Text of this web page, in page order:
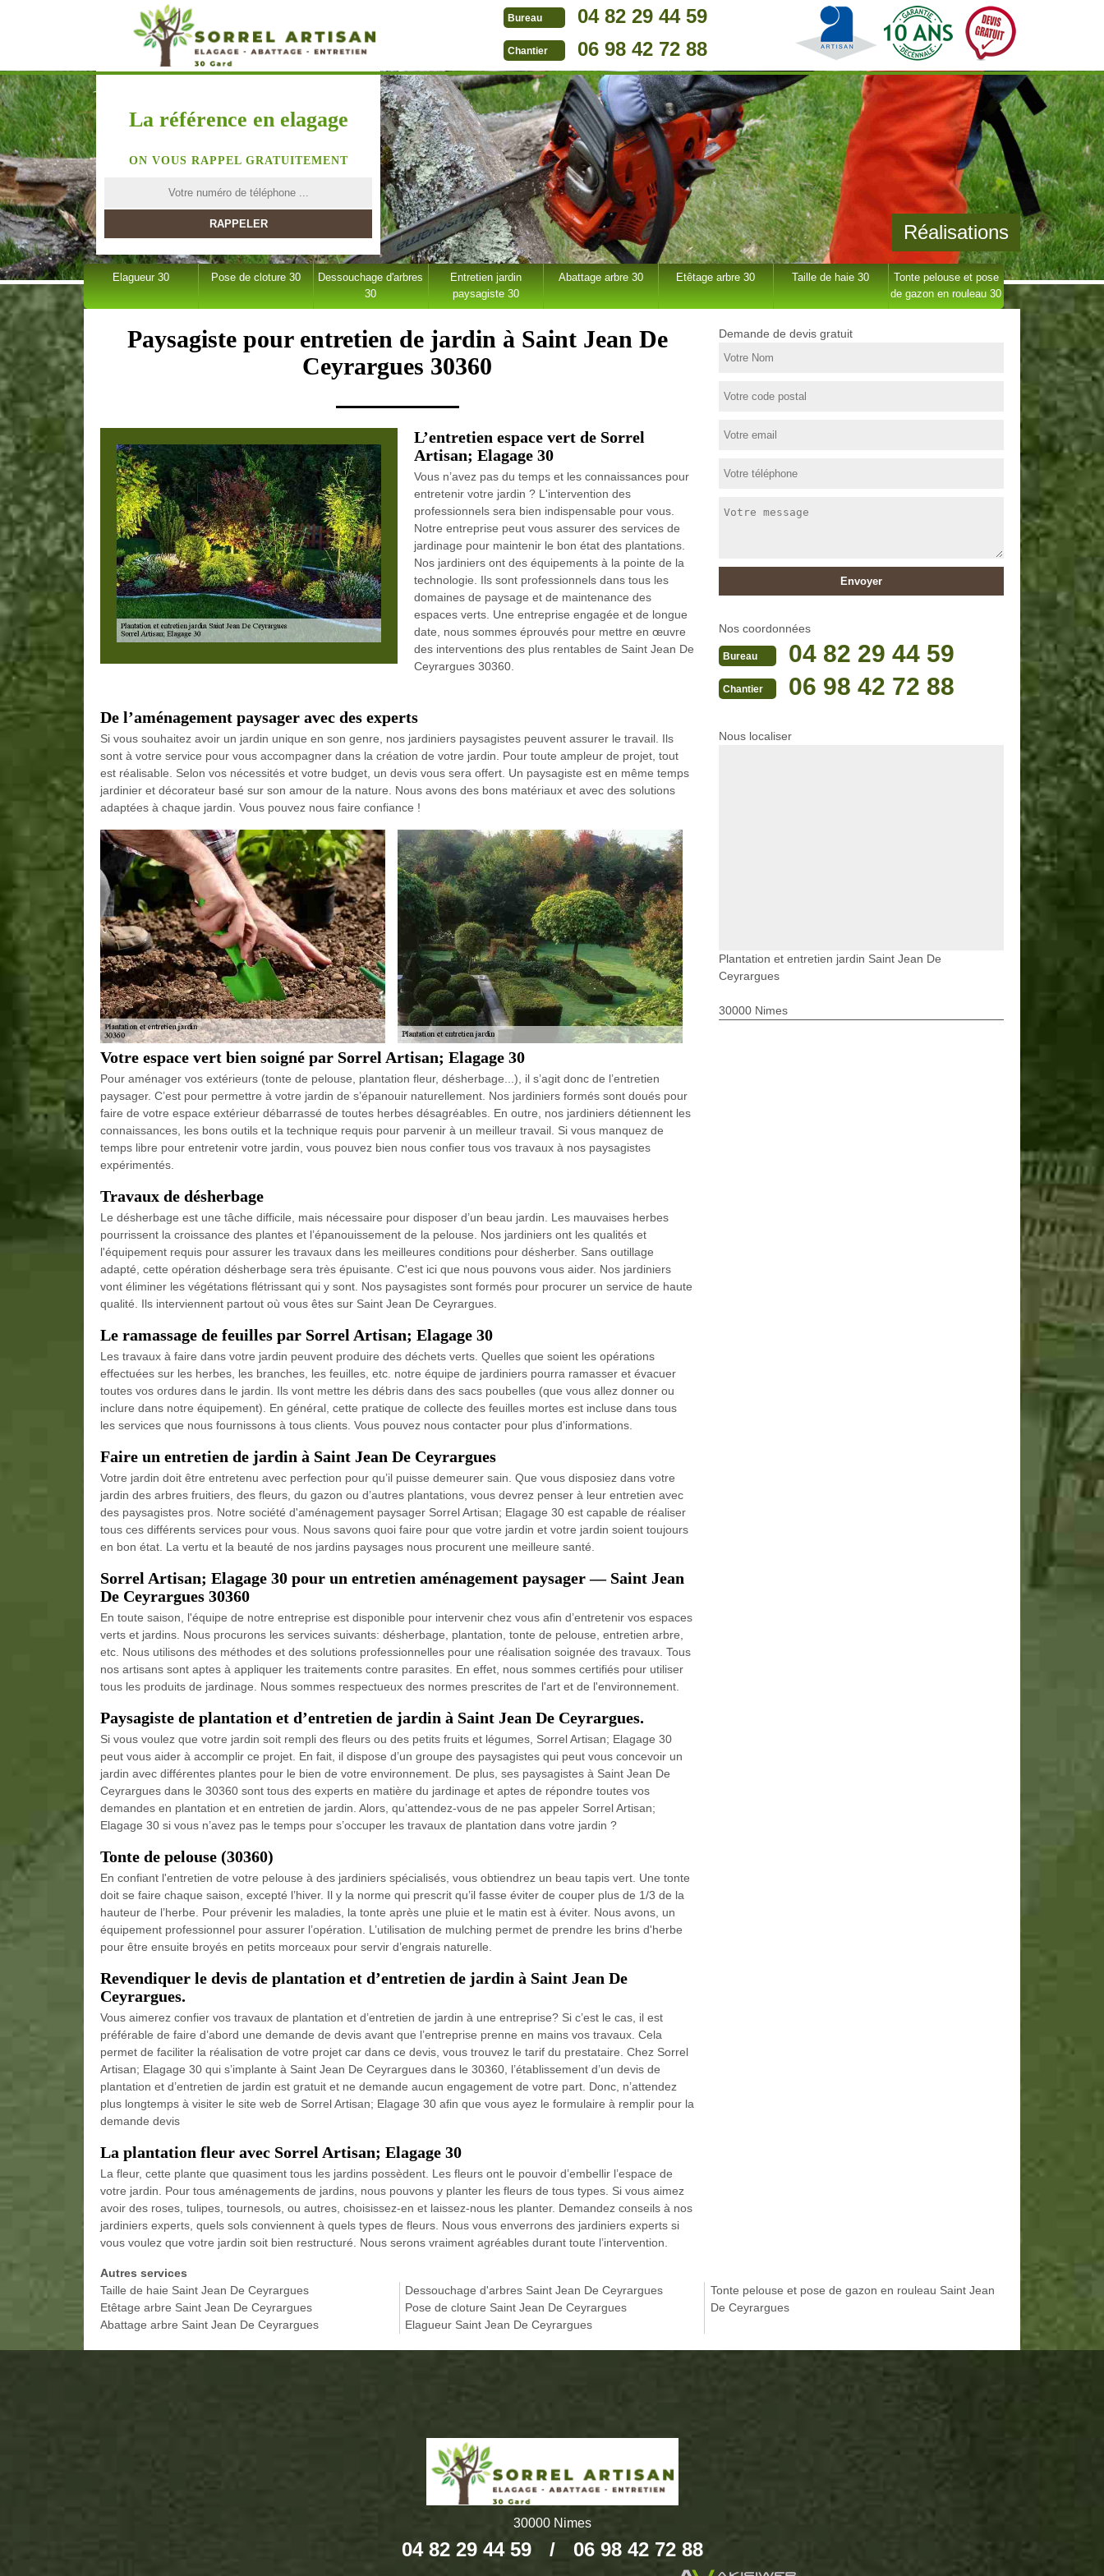
Bureau 04 82 29 44 59
Chantier 06 98 42 72 88
La référence en elagage
ON VOUS RAPPEL GRATUITEMENT
Réalisations
Elagueur 30 Pose de cloture 30
Dessouchage d'arbres
30
Entretien jardin
paysagiste 30
Abattage arbre 30 Etêtage arbre 30 Taille de haie 30
Tonte pelouse et pose
de gazon en rouleau 30
Paysagiste pour entretien de jardin à Saint Jean De
Ceyrargues 30360
L’entretien espace vert de Sorrel
Artisan; Elagage 30
Vous n’avez pas du temps et les connaissances pour
entretenir votre jardin ? L'intervention des
professionnels sera bien indispensable pour vous.
Notre entreprise peut vous assurer des services de
jardinage pour maintenir le bon état des plantations.
Nos jardiniers ont des équipements à la pointe de la
technologie. Ils sont professionnels dans tous les
domaines de paysage et de maintenance des
espaces verts. Une entreprise engagée et de longue
date, nous sommes éprouvés pour mettre en œuvre
des interventions des plus rentables de Saint Jean De
Ceyrargues 30360.
De l’aménagement paysager avec des experts
Si vous souhaitez avoir un jardin unique en son genre, nos jardiniers paysagistes peuvent assurer le travail. Ils
sont à votre service pour vous accompagner dans la création de votre jardin. Pour toute ampleur de projet, tout
est réalisable. Selon vos nécessités et votre budget, un devis vous sera offert. Un paysagiste est en même temps
jardinier et décorateur basé sur son amour de la nature. Nous avons des bons matériaux et avec des solutions
adaptées à chaque jardin. Vous pouvez nous faire confiance !
Votre espace vert bien soigné par Sorrel Artisan; Elagage 30
Pour aménager vos extérieurs (tonte de pelouse, plantation fleur, désherbage...), il s’agit donc de l’entretien
paysager. C’est pour permettre à votre jardin de s’épanouir naturellement. Nos jardiniers formés sont doués pour
faire de votre espace extérieur débarrassé de toutes herbes désagréables. En outre, nos jardiniers détiennent les
connaissances, les bons outils et la technique requis pour parvenir à un meilleur travail. Si vous manquez de
temps libre pour entretenir votre jardin, vous pouvez bien nous confier tous vos travaux à nos paysagistes
expérimentés.
Travaux de désherbage
Le désherbage est une tâche difficile, mais nécessaire pour disposer d’un beau jardin. Les mauvaises herbes
pourrissent la croissance des plantes et l’épanouissement de la pelouse. Nos jardiniers ont les qualités et
l'équipement requis pour assurer les travaux dans les meilleures conditions pour désherber. Sans outillage
adapté, cette opération désherbage sera très épuisante. C'est ici que nous pouvons vous aider. Nos jardiniers
vont éliminer les végétations flétrissant qui y sont. Nos paysagistes sont formés pour procurer un service de haute
qualité. Ils interviennent partout où vous êtes sur Saint Jean De Ceyrargues.
Le ramassage de feuilles par Sorrel Artisan; Elagage 30
Les travaux à faire dans votre jardin peuvent produire des déchets verts. Quelles que soient les opérations
effectuées sur les herbes, les branches, les feuilles, etc. notre équipe de jardiniers pourra ramasser et évacuer
toutes vos ordures dans le jardin. Ils vont mettre les débris dans des sacs poubelles (que vous allez donner ou
inclure dans notre équipement). En général, cette pratique de collecte des feuilles mortes est incluse dans tous
les services que nous fournissons à tous clients. Vous pouvez nous contacter pour plus d'informations.
Faire un entretien de jardin à Saint Jean De Ceyrargues
Votre jardin doit être entretenu avec perfection pour qu’il puisse demeurer sain. Que vous disposiez dans votre
jardin des arbres fruitiers, des fleurs, du gazon ou d’autres plantations, vous devrez penser à leur entretien avec
des paysagistes pros. Notre société d'aménagement paysager Sorrel Artisan; Elagage 30 est capable de réaliser
tous ces différents services pour vous. Nous savons quoi faire pour que votre jardin et votre jardin soient toujours
en bon état. La vertu et la beauté de nos jardins paysages nous procurent une meilleure santé.
Sorrel Artisan; Elagage 30 pour un entretien aménagement paysager — Saint Jean
De Ceyrargues 30360
En toute saison, l'équipe de notre entreprise est disponible pour intervenir chez vous afin d’entretenir vos espaces
verts et jardins. Nous procurons les services suivants: désherbage, plantation, tonte de pelouse, entretien arbre,
etc. Nous utilisons des méthodes et des solutions professionnelles pour une réalisation soignée des travaux. Tous
nos artisans sont aptes à appliquer les traitements contre parasites. En effet, nous sommes certifiés pour utiliser
tous les produits de jardinage. Nous sommes respectueux des normes prescrites de l'art et de l'environnement.
Paysagiste de plantation et d’entretien de jardin à Saint Jean De Ceyrargues.
Si vous voulez que votre jardin soit rempli des fleurs ou des petits fruits et légumes, Sorrel Artisan; Elagage 30
peut vous aider à accomplir ce projet. En fait, il dispose d’un groupe des paysagistes qui peut vous concevoir un
jardin avec différentes plantes pour le bien de votre environnement. De plus, ses paysagistes à Saint Jean De
Ceyrargues dans le 30360 sont tous des experts en matière du jardinage et aptes de répondre toutes vos
demandes en plantation et en entretien de jardin. Alors, qu’attendez-vous de ne pas appeler Sorrel Artisan;
Elagage 30 si vous n’avez pas le temps pour s’occuper les travaux de plantation dans votre jardin ?
Tonte de pelouse (30360)
En confiant l'entretien de votre pelouse à des jardiniers spécialisés, vous obtiendrez un beau tapis vert. Une tonte
doit se faire chaque saison, excepté l’hiver. Il y la norme qui prescrit qu’il fasse éviter de couper plus de 1/3 de la
hauteur de l’herbe. Pour prévenir les maladies, la tonte après une pluie et le matin est à éviter. Nous avons, un
équipement professionnel pour assurer l’opération. L’utilisation de mulching permet de prendre les brins d'herbe
pour être ensuite broyés en petits morceaux pour servir d’engrais naturelle.
Revendiquer le devis de plantation et d’entretien de jardin à Saint Jean De
Ceyrargues.
Vous aimerez confier vos travaux de plantation et d’entretien de jardin à une entreprise? Si c’est le cas, il est
préférable de faire d’abord une demande de devis avant que l’entreprise prenne en mains vos travaux. Cela
permet de faciliter la réalisation de votre projet car dans ce devis, vous trouvez le tarif du prestataire. Chez Sorrel
Artisan; Elagage 30 qui s’implante à Saint Jean De Ceyrargues dans le 30360, l’établissement d’un devis de
plantation et d’entretien de jardin est gratuit et ne demande aucun engagement de votre part. Donc, n’attendez
plus longtemps à visiter le site web de Sorrel Artisan; Elagage 30 afin que vous ayez le formulaire à remplir pour la
demande devis
La plantation fleur avec Sorrel Artisan; Elagage 30
La fleur, cette plante que quasiment tous les jardins possèdent. Les fleurs ont le pouvoir d’embellir l’espace de
votre jardin. Pour tous aménagements de jardins, nous pouvons y planter les fleurs de tous types. Si vous aimez
avoir des roses, tulipes, tournesols, ou autres, choisissez-en et laissez-nous les planter. Demandez conseils à nos
jardiniers experts, quels sols conviennent à quels types de fleurs. Nous vous enverrons des jardiniers experts si
vous voulez que votre jardin soit bien restructuré. Nous serons vraiment agréables durant toute l’intervention.
Demande de devis gratuit
Nos coordonnées
Bureau 04 82 29 44 59
Chantier 06 98 42 72 88
Nous localiser
Plantation et entretien jardin Saint Jean De
Ceyrargues
30000 Nimes
Autres services
Taille de haie Saint Jean De Ceyrargues
Etêtage arbre Saint Jean De Ceyrargues
Abattage arbre Saint Jean De Ceyrargues
Dessouchage d'arbres Saint Jean De Ceyrargues
Pose de cloture Saint Jean De Ceyrargues
Elagueur Saint Jean De Ceyrargues
Tonte pelouse et pose de gazon en rouleau Saint Jean
De Ceyrargues
30000 Nimes
04 82 29 44 59 / 06 98 42 72 88